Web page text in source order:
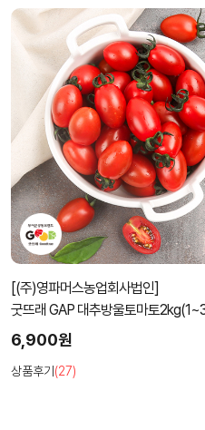
59%할인
[노루골농원]
유기농 깐밤 500g/1kg/비품/중/대
59% 11,000원